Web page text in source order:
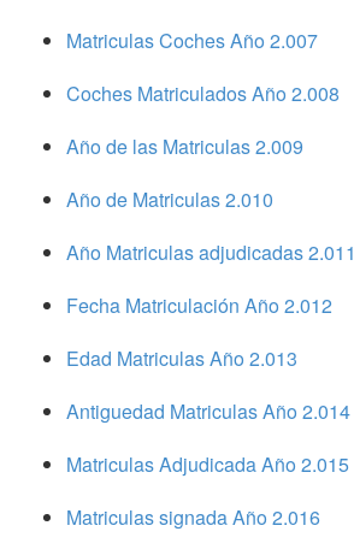
Matriculas Coches Año 2.007
Coches Matriculados Año 2.008
Año de las Matriculas 2.009
Año de Matriculas 2.010
Año Matriculas adjudicadas 2.011
Fecha Matriculación Año 2.012
Edad Matriculas Año 2.013
Antiguedad Matriculas Año 2.014
Matriculas Adjudicada Año 2.015
Matriculas signada Año 2.016